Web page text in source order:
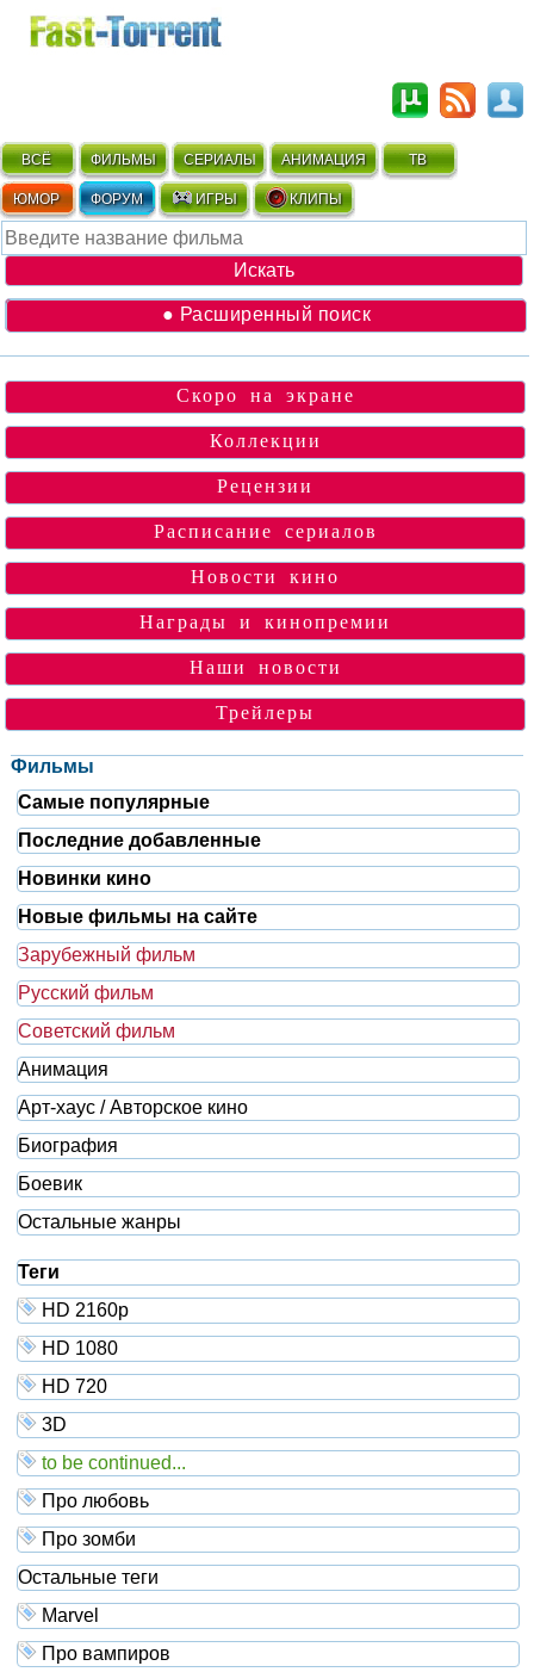
ВСЁ ФИЛЬМЫ СЕРИАЛЫ АНИМАЦИЯ ТВ
ЮМОР ФОРУМ ИГРЫ КЛИПЫ
● Расширенный поиск
Скоро на экране
Коллекции
Рецензии
Расписание сериалов
Новости кино
Награды и кинопремии
Наши новости
Трейлеры
Фильмы
Самые популярные
Последние добавленные
Новинки кино
Новые фильмы на сайте
Зарубежный фильм
Русский фильм
Советский фильм
Анимация
Арт-хаус / Авторское кино
Биография
Боевик
Остальные жанры
Теги
HD 2160р
HD 1080
HD 720
3D
to be continued...
Про любовь
Про зомби
Остальные теги
Marvel
Про вампиров